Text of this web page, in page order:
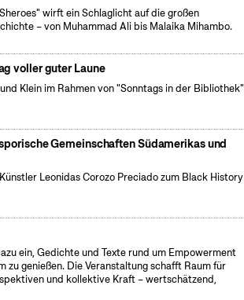
wirft ein Schlaglicht auf die großen
– von Muhammad Ali bis Malaika Mihambo.
voller guter Laune
Klein im Rahmen von "Sonntags in der Bibliothek"
Gemeinschaften Südamerikas und
Leonidas Corozo Preciado zum Black History
ein, Gedichte und Texte rund um Empowerment
zu genießen. Die Veranstaltung schafft Raum für
und kollektive Kraft – wertschätzend,